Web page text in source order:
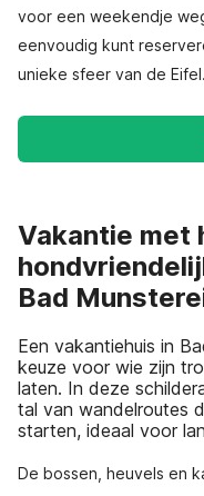
voor een weekendje
eenvoudig kunt
unieke sfeer van de Eifel.
Vakantie met
Bad
Een vakantiehuis in
keuze voor wie zijn
laten. In deze
tal van wandelroutes
starten, ideaal voor
De bossen, heuvels en